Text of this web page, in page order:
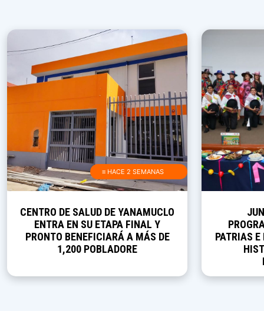
≡ HACE 2 SEMANAS
CENTRO DE SALUD DE YANAMUCLO
ENTRA EN SU ETAPA FINAL Y
PRONTO BENEFICIARÁ A MÁS DE
1,200 POBLADORE
PATRIAS